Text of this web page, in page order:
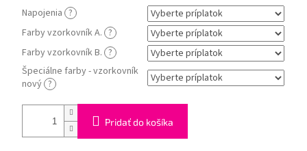
Napojenia ?
Farby vzorkovník A. ?
Farby vzorkovník B. ?
Špeciálne farby - vzorkovník
nový ?
Pridať do košíka